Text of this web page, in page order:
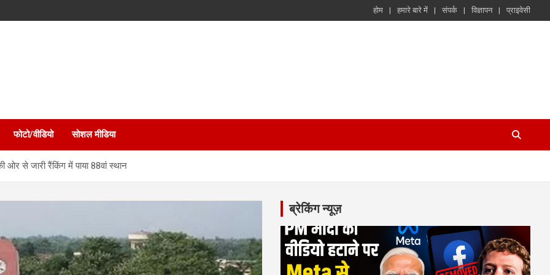
होम हमारे बारे में संपर्क विज्ञापन प्राइवेसी
फोटो/वीडियो सोशल मीडिया
ओर से जारी रैंकिंग में पाया 88वां स्थान
ब्रेकिंग न्यूज़